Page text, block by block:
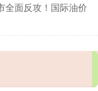
全面反攻！国际油价